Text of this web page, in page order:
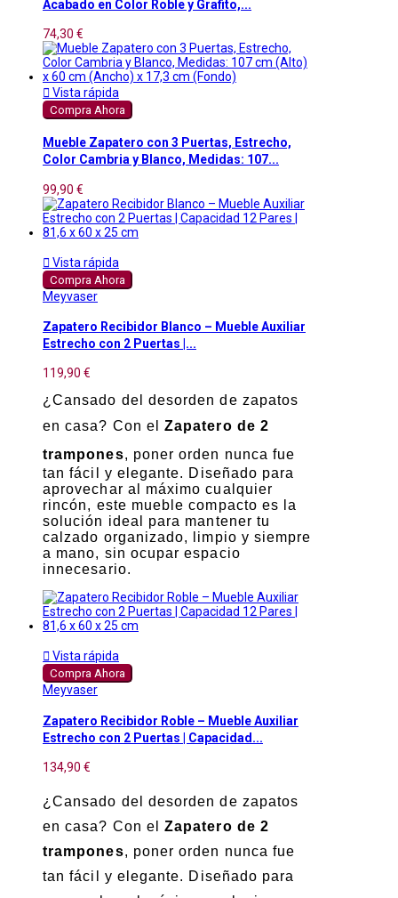
Acabado en Color Roble y Grafito,...
74,30 €
 Vista rápida
Compra Ahora
Mueble Zapatero con 3 Puertas, Estrecho,
Color Cambria y Blanco, Medidas: 107...
99,90 €
 Vista rápida
Compra Ahora
Meyvaser
Zapatero Recibidor Blanco – Mueble Auxiliar
Estrecho con 2 Puertas |...
119,90 €
¿Cansado del desorden de zapatos
en casa? Con elZapatero de 2
trampones, poner orden nunca fue
tan fácil y elegante. Diseñado para
aprovechar al máximo cualquier
rincón, este mueble compacto es la
solución ideal para mantener tu
calzado organizado, limpio y siempre
a mano, sin ocupar espacio
innecesario.
 Vista rápida
Compra Ahora
Meyvaser
Zapatero Recibidor Roble – Mueble Auxiliar
Estrecho con 2 Puertas | Capacidad...
134,90 €
¿Cansado del desorden de zapatos
en casa? Con elZapatero de 2
trampones, poner orden nunca fue
tan fácil y elegante. Diseñado para